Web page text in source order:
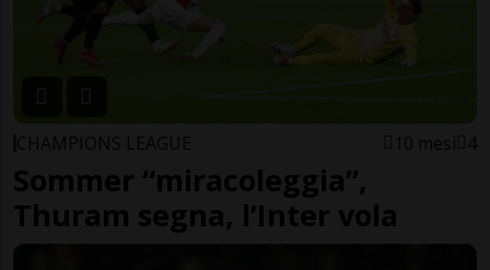
CHAMPIONS LEAGUE 10 mesi 4
Sommer “miracoleggia”,
Thuram segna, l’Inter vola